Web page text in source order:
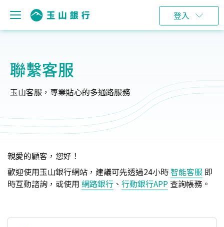
登入
聯繫客服
玉山客服，專業貼心的多通路服務
親愛的顧客，您好！
歡迎使用玉山銀行網站，建議可先透過24小時智能客服 即
時互動諮詢，或使用 網路銀行 、 行動銀行APP 查詢帳務。